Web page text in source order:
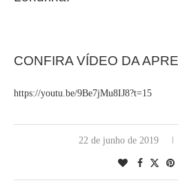
CONFIRA VÍDEO DA
https://youtu.be/9Be7jMu8IJ8?t=15
22 de junho de 2019